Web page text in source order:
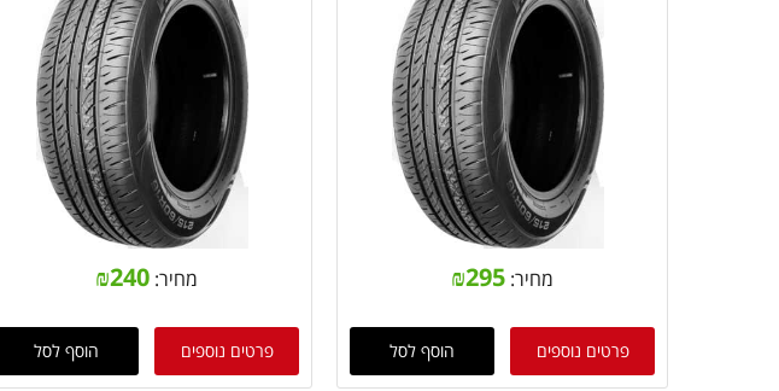
מחיר: ₪295
פרטים נוספים הוסף לסל
מחיר: ₪240
פרטים נוספים הוסף לסל